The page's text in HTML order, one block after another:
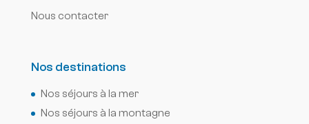
Nous contacter
Nos destinations
Nos séjours à la mer
Nos séjours à la montagne